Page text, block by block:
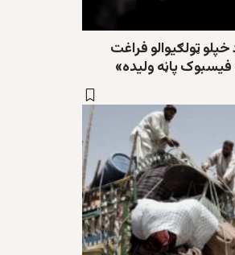
ټولګیوالو فراغت
پاڼه ولیده»